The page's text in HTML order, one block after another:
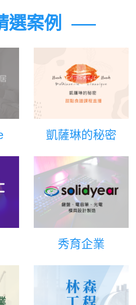
選案例
凱薩琳的秘密
秀育企業